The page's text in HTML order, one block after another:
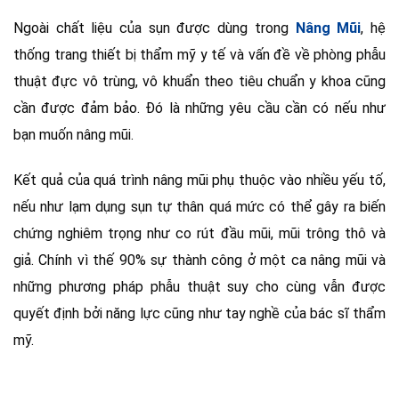
Ngoài chất liệu của sụn được dùng trong Nâng Mũi, hệ
thống trang thiết bị thẩm mỹ y tế và vấn đề về phòng phẫu
thuật đực vô trùng, vô khuẩn theo tiêu chuẩn y khoa cũng
cần được đảm bảo. Đó là những yêu cầu cần có nếu như
bạn muốn nâng mũi.
Kết quả của quá trình nâng mũi phụ thuộc vào nhiều yếu tố,
nếu như lạm dụng sụn tự thân quá mức có thể gây ra biến
chứng nghiêm trọng như co rút đầu mũi, mũi trông thô và
giả. Chính vì thế 90% sự thành công ở một ca nâng mũi và
những phương pháp phẫu thuật suy cho cùng vẫn được
quyết định bởi năng lực cũng như tay nghề của bác sĩ thẩm
mỹ.